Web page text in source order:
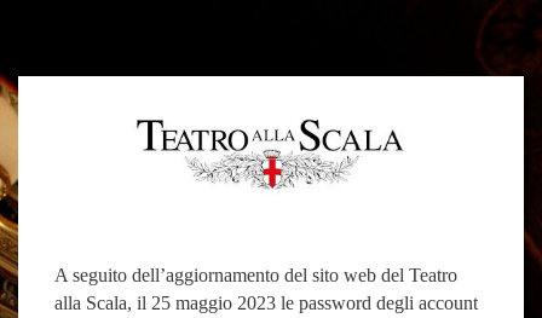
A seguito dell’aggiornamento del sito web del Teatro
alla Scala, il 25 maggio 2023 le password degli account